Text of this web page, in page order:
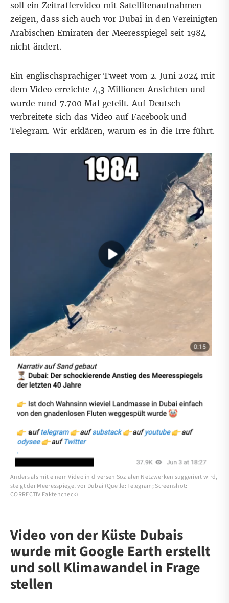
soll ein Zeitraffervideo mit Satellitenaufnahmen
zeigen, dass sich auch vor Dubai in den Vereinigten
Arabischen Emiraten der Meeresspiegel seit 1984
nicht ändert.
Ein englischsprachigerTweet vom 2. Juni 2024mit
dem Video erreichte 4,3 Millionen Ansichten und
wurde rund 7.700 Mal geteilt. Auf Deutsch
verbreitete sich das Video auf Facebook und
Telegram. Wir erklären, warum es in die Irre führt.
Anders als mit einem Video in diversen Sozialen Netzwerken suggeriert wird,
steigt der Meeresspiegel vor Dubai (Quelle: Telegram; Screenshot:
CORRECTIV.Faktencheck)
Video von der Küste Dubais
wurde mit Google Earth erstellt
und soll Klimawandel in Frage
stellen